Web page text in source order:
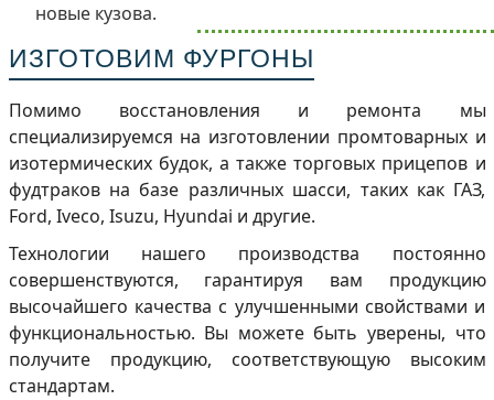
новые кузова.
ИЗГОТОВИМ ФУРГОНЫ
Помимо восстановления и ремонта мы
специализируемся на изготовлении промтоварных и
изотермических будок, а также торговых прицепов и
фудтраков на базе различных шасси, таких как ГАЗ,
Ford, Iveco, Isuzu, Hyundai и другие.
Технологии нашего производства постоянно
совершенствуются, гарантируя вам продукцию
высочайшего качества с улучшенными свойствами и
функциональностью. Вы можете быть уверены, что
получите продукцию, соответствующую высоким
стандартам.